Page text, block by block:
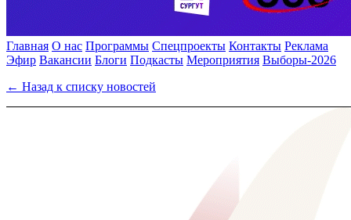
Главная О нас Программы Спецпроекты Контакты Реклама
Эфир Вакансии Блоги Подкасты Мероприятия Выборы-2026
← Назад к списку новостей